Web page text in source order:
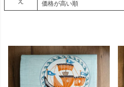
価格が高い順